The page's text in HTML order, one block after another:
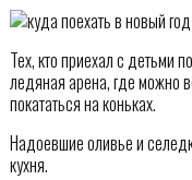
Тех, кто приехал с детьми
ледяная арена, где можно
покататься на коньках.
Надоевшие оливье и
кухня.